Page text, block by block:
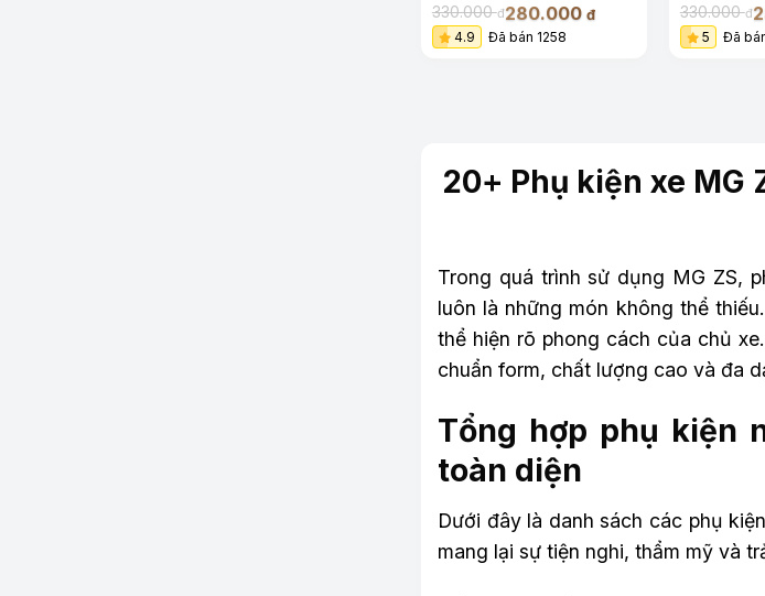
330.000đ280.000 đ
4.9
Đã bán 1258
330.000đ
5
Đã
20+ Phụ kiện xe MG
Trong quá trình sử dụng MG ZS,
luôn là những món không thể
thể hiện rõ phong cách của chủ xe.
chuẩn form, chất lượng cao và đa
Tổng hợp phụ kiện
toàn diện
Dưới đây là danh sách các phụ
mang lại sự tiện nghi, thẩm mỹ và